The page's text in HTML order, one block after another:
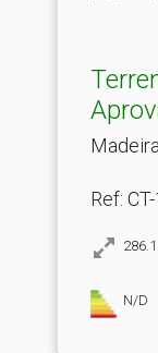
Ref:
286.1
N/D